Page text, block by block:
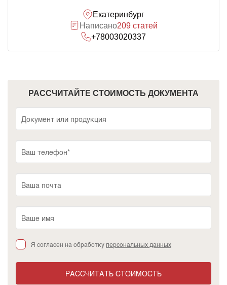
Екатеринбург
Написано209 статей
+78003020337
РАССЧИТАЙТЕ СТОИМОСТЬ ДОКУМЕНТА
Я согласен на обработкуперсональных данных
РАССЧИТАТЬ СТОИМОСТЬ